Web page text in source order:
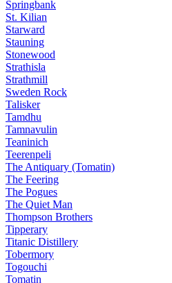
Springbank
St. Kilian
Starward
Stauning
Stonewood
Strathisla
Strathmill
Sweden Rock
Talisker
Tamdhu
Tamnavulin
Teaninich
Teerenpeli
The Antiquary (Tomatin)
The Feering
The Pogues
The Quiet Man
Thompson Brothers
Tipperary
Titanic Distillery
Tobermory
Togouchi
Tomatin